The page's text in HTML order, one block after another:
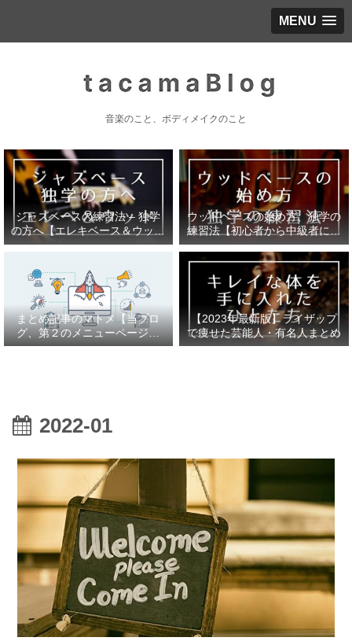
MENU
音楽のこと、ボディメイクのこと
ジャズベースの練習法 – 独学
の方へ【エレキベース＆ウッド
ベース】
ウッドベースの始め方、独学の
練習法【初心者から中級者にな
るまで】
まとめ記事のマトメ【当ブロ
グ、第２のメニューページで
す】
【2023年最新版】ライザップ
で痩せた芸能人・有名人まとめ
2022-01